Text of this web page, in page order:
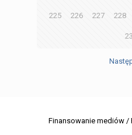
225 226 227 228
Finansowanie mediów /